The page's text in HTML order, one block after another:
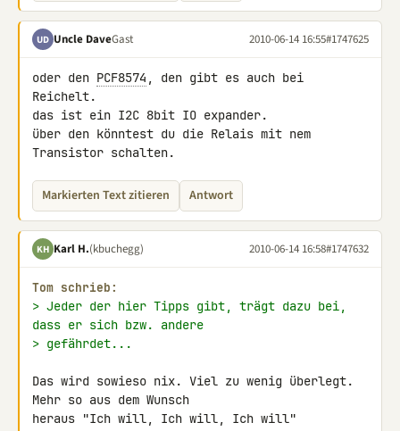
UD Uncle DaveGast 2010-06-14 16:55#1747625
oder den PCF8574 , den gibt es auch bei
Reichelt.
das ist ein I2C 8bit IO expander.
über den könntest du die Relais mit nem
Transistor schalten.
Markierten Text zitieren Antwort
KH Karl H.(kbuchegg) 2010-06-14 16:58#1747632
Tom schrieb:
> Jeder der hier Tipps gibt, trägt dazu bei,
dass er sich bzw. andere
> gefährdet...
Das wird sowieso nix. Viel zu wenig überlegt.
Mehr so aus dem Wunsch
heraus "Ich will, Ich will, Ich will"